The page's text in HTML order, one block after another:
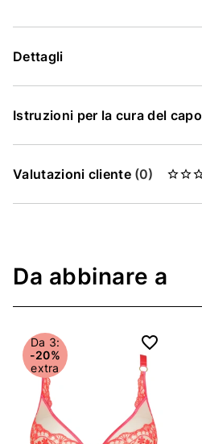
Dettagli
Istruzioni per la cura del capo
Valutazioni cliente (0)
Da abbinare a
Da 3:
-20%
extra